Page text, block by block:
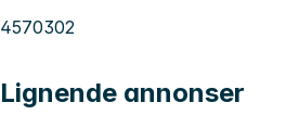
4570302
Lignende annonser